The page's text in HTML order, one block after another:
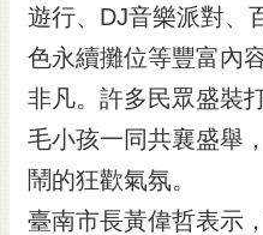
螢
光
花
泉
桐
花
祭
遊行、DJ音樂派對、
色永續攤位等豐富內
非凡。許多民眾盛裝
毛小孩一同共襄盛舉
鬧的狂歡氣氛。
臺南市長黃偉哲表示